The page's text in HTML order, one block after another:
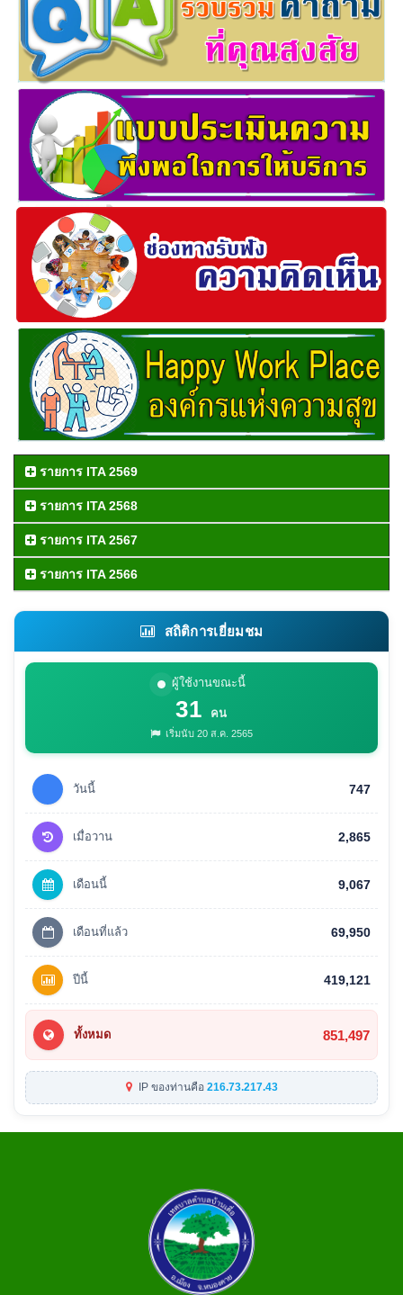
รายการ ITA 2569
รายการ ITA 2568
รายการ ITA 2567
รายการ ITA 2566
สถิติการเยี่ยมชม
ผู้ใช้งานขณะนี้
31 คน
เริ่มนับ 20 ส.ค. 2565
วันนี้ 747
เมื่อวาน 2,865
เดือนนี้ 9,067
เดือนที่แล้ว 69,950
ปีนี้ 419,121
ทั้งหมด 851,497
IP ของท่านคือ 216.73.217.43